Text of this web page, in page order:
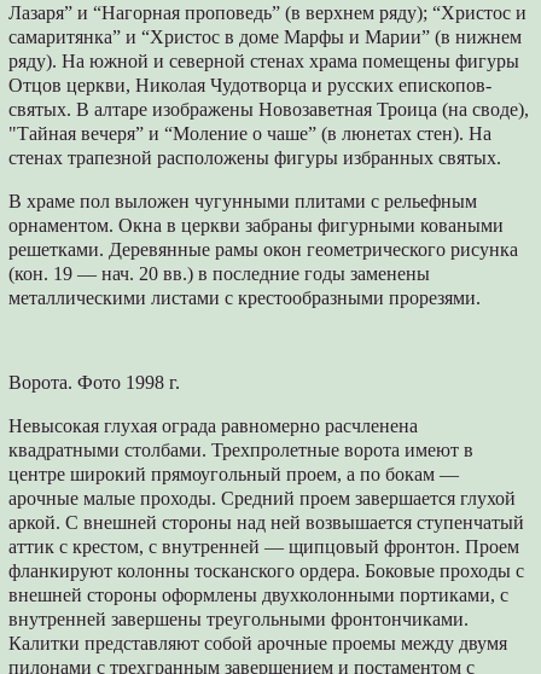
Лазаря” и “Нагорная проповедь” (в верхнем ряду); “Христос и
самаритянка” и “Христос в доме Марфы и Марии” (в нижнем
ряду). На южной и северной стенах храма помещены фигуры
Отцов церкви, Николая Чудотворца и русских епископов-
святых. В алтаре изображены Новозаветная Троица (на своде),
"Тайная вечеря” и “Моление о чаше” (в люнетах стен). На
стенах трапезной расположены фигуры избранных святых.
В храме пол выложен чугунными плитами с рельефным
орнаментом. Окна в церкви забраны фигурными коваными
решетками. Деревянные рамы окон геометрического рисунка
(кон. 19 — нач. 20 вв.) в последние годы заменены
металлическими листами с крестообразными прорезями.
Ворота. Фото 1998 г.
Невысокая глухая ограда равномерно расчленена
квадратными столбами. Трехпролетные ворота имеют в
центре широкий прямоугольный проем, а по бокам —
арочные малые проходы. Средний проем завершается глухой
аркой. С внешней стороны над ней возвышается ступенчатый
аттик с крестом, с внутренней — щипцовый фронтон. Проем
фланкируют колонны тосканского ордера. Боковые проходы с
внешней стороны оформлены двухколонными портиками, с
внутренней завершены треугольными фронтончиками.
Калитки представляют собой арочные проемы между двумя
пилонами с трехгранным завершением и постаментом с